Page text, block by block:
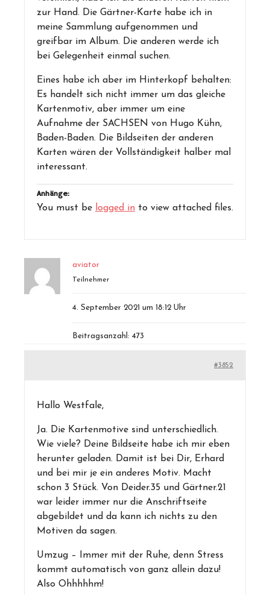
zur Hand. Die Gärtner-Karte habe ich in
meine Sammlung aufgenommen und
greifbar im Album. Die anderen werde ich
bei Gelegenheit einmal suchen.
Eines habe ich aber im Hinterkopf behalten:
Es handelt sich nicht immer um das gleiche
Kartenmotiv, aber immer um eine
Aufnahme der SACHSEN von Hugo Kühn,
Baden-Baden. Die Bildseiten der anderen
Karten wären der Vollständigkeit halber mal
interessant.
Anhänge:
You must be logged in to view attached files.
aviator
Teilnehmer
4. September 2021 um 18:12 Uhr
Beitragsanzahl: 473
#3852
Hallo Westfale,
Ja. Die Kartenmotive sind unterschiedlich.
Wie viele? Deine Bildseite habe ich mir eben
herunter geladen. Damit ist bei Dir, Erhard
und bei mir je ein anderes Motiv. Macht
schon 3 Stück. Von Deider.35 und Gärtner.21
war leider immer nur die Anschriftseite
abgebildet und da kann ich nichts zu den
Motiven da sagen.
Umzug – Immer mit der Ruhe, denn Stress
kommt automatisch von ganz allein dazu!
Also Ohhhhhm!